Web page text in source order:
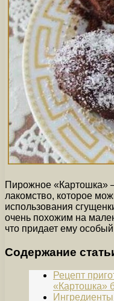
Пирожное «Картошка»
лакомство, которое
использования
очень похожим на
что придает ему
Содержание
Рецепт
«Картошка»